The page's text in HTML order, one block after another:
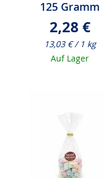
125 Gramm
2,28 €
13,03 € / 1 kg
Auf Lager